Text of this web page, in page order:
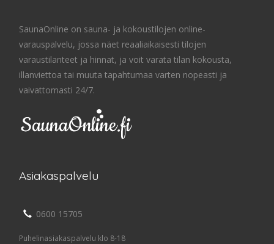
SaunaOnline on sauna- ja kokoustilojen online-
varauspalvelu, jossa näet reaaliaikaisesti tilojen
varaustilanteet ja hinnat, ja voit varata tilan kokousta,
illanviettoa tai muuta tapahtumaa varten nopeasti ja
vaivattomasti 24/7.
Asiakaspalvelu
0600 15705
Puhelinasiakaspalvelu klo 8-18